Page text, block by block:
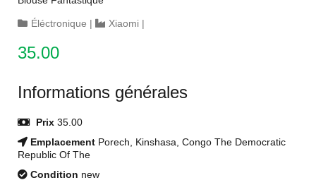
Éléctronique | Xiaomi |
35.00
Informations générales
Prix 35.00
Emplacement Porech, Kinshasa, Congo The Democratic
Republic Of The
Condition new